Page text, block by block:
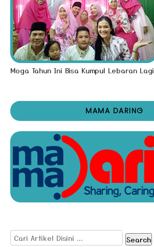
Moga Tahun Ini Bisa Kumpul Lebaran Lagi
MAMA DARING
Search